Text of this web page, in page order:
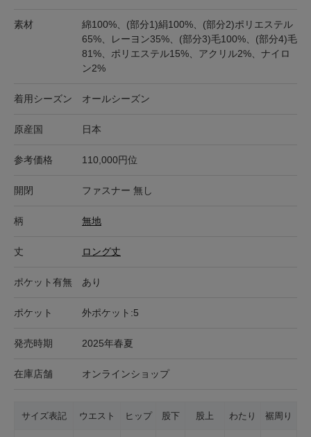
素材
綿100%、(部分1)絹100%、(部分2)ポリエステル
65%、レーヨン35%、(部分3)毛100%、(部分4)毛
81%、ポリエステル15%、アクリル2%、ナイロ
ン2%
着用シーズン オールシーズン
原産国 日本
参考価格 110,000円位
開閉 ファスナー 無し
柄 無地
丈 ロング丈
ポケット有無 あり
ポケット 外ポケット:5
発売時期 2025年春夏
在庫店舗 オンラインショップ
サイズ表記 ウエスト ヒップ 股下 股上 わたり 裾周り